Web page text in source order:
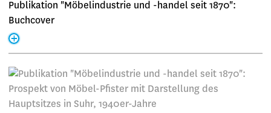
Publikation "Möbelindustrie und -handel seit 1870":
Buchcover